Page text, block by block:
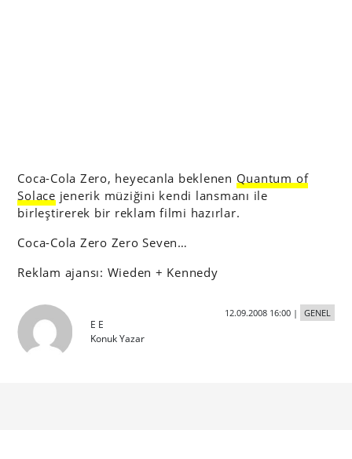
Coca-Cola Zero, heyecanla beklenen Quantum of
Solace jenerik müziğini kendi lansmanı ile
birleştirerek bir reklam filmi hazırlar.
Coca-Cola Zero Zero Seven…
Reklam ajansı: Wieden + Kennedy
E E
Konuk Yazar
12.09.2008 16:00| GENEL